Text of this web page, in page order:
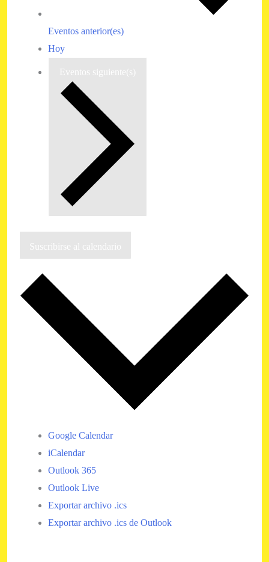
Eventos anterior(es)
Hoy
Eventos siguiente(s)
Suscribirse al calendario
Google Calendar
iCalendar
Outlook 365
Outlook Live
Exportar archivo .ics
Exportar archivo .ics de Outlook